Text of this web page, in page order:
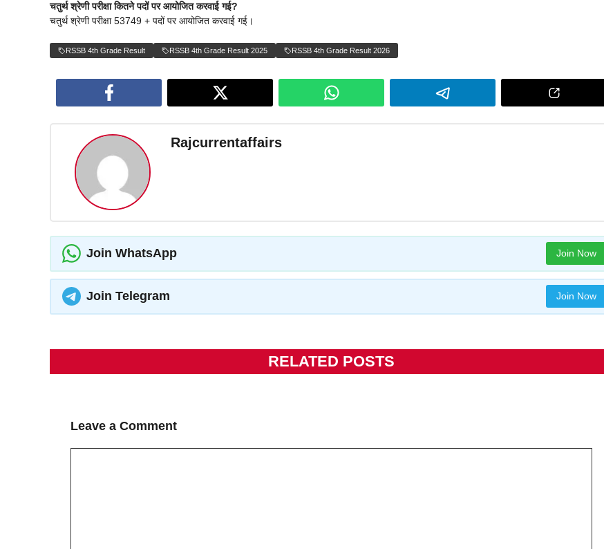
चतुर्थ श्रेणी परीक्षा कितने पदों पर आयोजित करवाई गई?
चतुर्थ श्रेणी परीक्षा 53749 + पदों पर आयोजित करवाई गई।
RSSB 4th Grade Result RSSB 4th Grade Result 2025 RSSB 4th Grade Result 2026
Rajcurrentaffairs
Join WhatsApp Join Now
Join Telegram Join Now
RELATED POSTS
Leave a Comment